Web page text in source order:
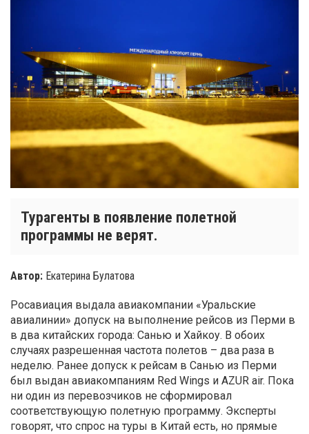
Турагенты в появление полетной
программы не верят.
Автор: Екатерина Булатова
Росавиация выдала авиакомпании «Уральские
авиалинии» допуск на выполнение рейсов из Перми в
в два китайских города: Санью и Хайкоу. В обоих
случаях разрешенная частота полетов – два раза в
неделю. Ранее допуск к рейсам в Санью из Перми
был выдан авиакомпаниям Red Wings и AZUR air. Пока
ни один из перевозчиков не сформировал
соответствующую полетную программу. Эксперты
говорят, что спрос на туры в Китай есть, но прямые